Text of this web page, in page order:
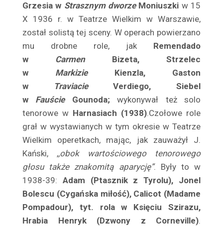
Benoni Sergiusz
Berowska Jadwiga
Berson Kozłowska Izabela
Bestani Sława
Betcherowa Stefania
Beval Tadeusz
Białkowska Zofia
Białkowski Tadeusz
Białoszczyński Tadeusz
Biedrzycka Elwira
Biegański Wiktor
Bielecki Marian
Bielenia Jerzy
Bielewicz Zofia
Bielicka Maria
Grzesia w Strasznym dworzeMoniuszki w 15
X 1936 r. w Teatrze Wielkim w Warszawie,
został solistą tej sceny. W operach powierzano
mu drobne role, jak Remendado
w Carmen Bizeta, Strzelec
w Markizie Kienzla, Gaston
w
TraviacieVerdiego, Siebel
w Fauście Gounoda; wykonywał też solo
tenorowe w Harnasiach (1938).Czołowe role
grał w wystawianych w tym okresie w Teatrze
Wielkim operetkach, mając, jak zauważył J.
Kański, ,,obok wartościowego tenorowego
głosu także znakomitą aparycję”. Były to w
1938-39: Adam (Ptasznik z Tyrolu), Jonel
Bolescu (Cygańska miłość), Calicot (Madame
Pompadour), tyt. rola w Księciu Szirazu,
Hrabia Henryk (Dzwony z Corneville).